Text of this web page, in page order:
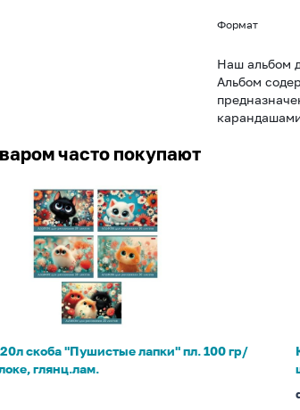
Формат
Наш альбом
Альбом
часто покупают
скоба "Пушистые лапки" пл. 100 гр/
глянц.лам.